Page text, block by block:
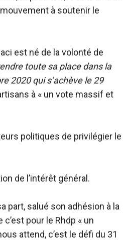
à soutenir le
est né de la volonté de
toute sa place dans la
2020 qui s’achève le 29
à « un vote massif et
politiques de privilégier le
de l’intérêt général.
part, salué son adhésion à la
pour le Rhdp « un
attend, c’est le défi du 31